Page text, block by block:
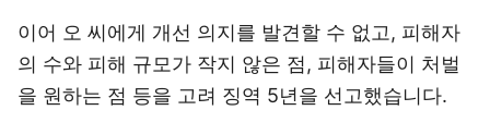
이어 오 씨에게 개선 의지를 발견할 수 없고, 피해자
의 수와 피해 규모가 작지 않은 점, 피해자들이 처벌
을 원하는 점 등을 고려 징역 5년을 선고했습니다.